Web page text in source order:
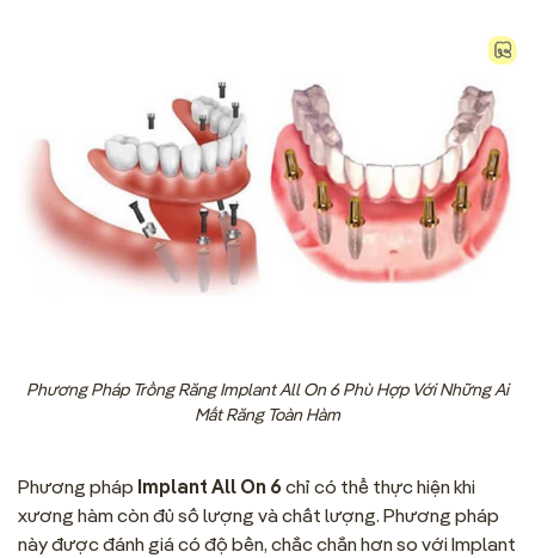
Phương Pháp Trồng Răng Implant All On 6 Phù Hợp Với Những Ai
Mất Răng Toàn Hàm
Phương pháp Implant All On 6 chỉ có thể thực hiện khi
xương hàm còn đủ số lượng và chất lượng. Phương pháp
này được đánh giá có độ bền, chắc chắn hơn so với Implant